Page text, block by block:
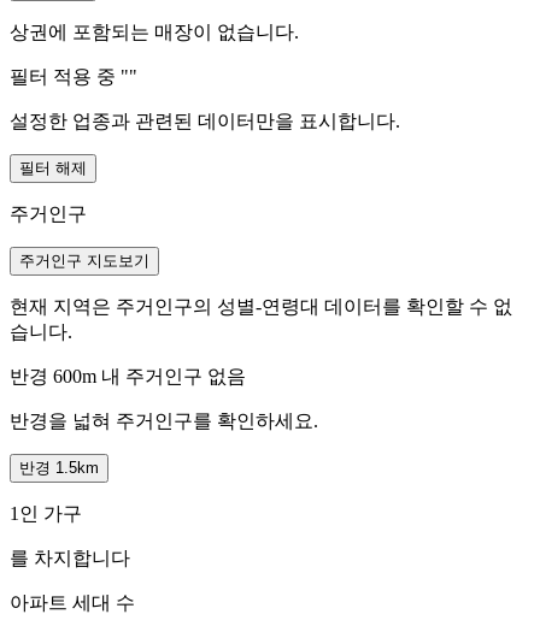
상권에 포함되는 매장이 없습니다.
필터 적용 중 ""
설정한 업종과 관련된 데이터만을 표시합니다.
필터 해제
주거인구
주거인구 지도보기
현재 지역은 주거인구의 성별-연령대 데이터를 확인할 수 없
습니다.
반경 600m 내 주거인구 없음
반경을 넓혀 주거인구를 확인하세요.
반경 1.5km
1인 가구
를 차지합니다
아파트 세대 수